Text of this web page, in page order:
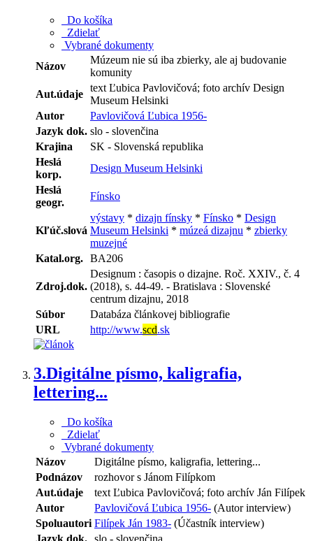
Do košíka
Zdielať
Vybrané dokumenty
Názov
Múzeum nie sú iba zbierky, ale aj budovanie
komunity
Aut.údaje
text Ľubica Pavlovičová; foto archív Design
Museum Helsinki
Autor
Pavlovičová Ľubica 1956-
Jazyk dok. slo - slovenčina
Krajina
SK - Slovenská republika
Heslá
korp.
Design Museum Helsinki
Heslá
geogr.
Fínsko
Kľúč.slová
výstavy * dizajn fínsky * Fínsko * Design
Museum Helsinki * múzeá dizajnu * zbierky
muzejné
Katal.org. BA206
Zdroj.dok.
Designum : časopis o dizajne. Roč. XXIV., č. 4
(2018), s. 44-49. - Bratislava : Slovenské
centrum dizajnu, 2018
Súbor
Databáza článkovej bibliografie
URL
http://www.scd.sk
3.Digitálne písmo, kaligrafia,
lettering...
Do košíka
Zdielať
Vybrané dokumenty
Názov
Digitálne písmo, kaligrafia, lettering...
Podnázov
rozhovor s Jánom Filípkom
Aut.údaje
text Ľubica Pavlovičová; foto archív Ján Filípek
Autor
Pavlovičová Ľubica 1956- (Autor interview)
Spoluautori Filípek Ján 1983- (Účastník interview)